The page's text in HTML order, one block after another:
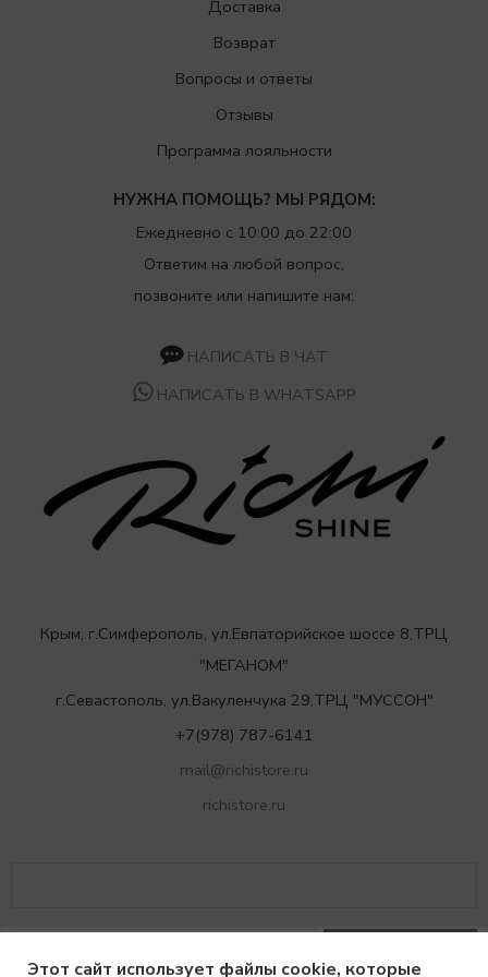
Доставка
Возврат
Вопросы и ответы
Отзывы
Программа лояльности
НУЖНА ПОМОЩЬ? МЫ РЯДОМ:
Ежедневно с 10:00 до 22:00
Ответим на любой вопрос,
позвоните или напишите нам:
НАПИСАТЬ В ЧАТ
НАПИСАТЬ В WHATSAPP
Крым, г.Симферополь, ул.Евпаторийское шоссе 8,ТРЦ
"МЕГАНОМ"
г.Севастополь, ул.Вакуленчука 29,ТРЦ "МУССОН"
+7(978) 787-6141
mail@richistore.ru
richistore.ru
Этот сайт использует файлы cookie, которые